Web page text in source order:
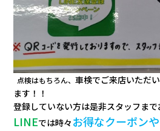
点検はもちろん、車検でご来店いただ
ます！！
登録していない方は是非スタッフまで
LINEでは時々 お得なクーポン